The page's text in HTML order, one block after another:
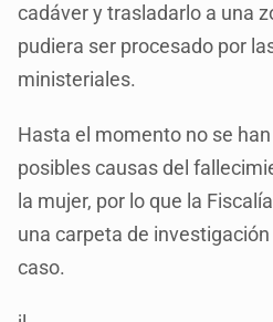
cadáver y trasladarlo a una
pudiera ser procesado por
ministeriales.
Hasta el momento no se
posibles causas del
la mujer, por lo que la
una carpeta de
caso.